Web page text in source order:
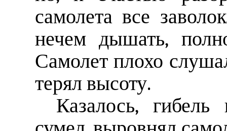
самолета все
нечем дышать,
Самолет плохо
терял высоту.
Казалось,